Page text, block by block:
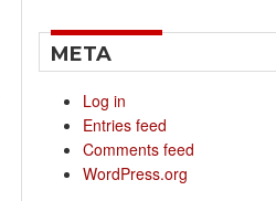
META
Log in
Entries feed
Comments feed
WordPress.org